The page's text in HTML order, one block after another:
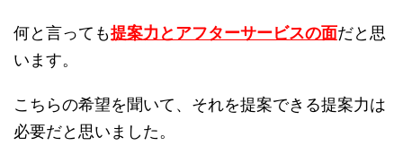
何と言っても提案力とアフターサービスの面だと思
います。
こちらの希望を聞いて、それを提案できる提案力は
必要だと思いました。